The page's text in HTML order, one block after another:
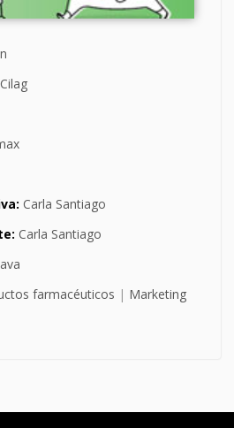
Carla Santiago
Carla Santiago
farmacéuticos | Marketing